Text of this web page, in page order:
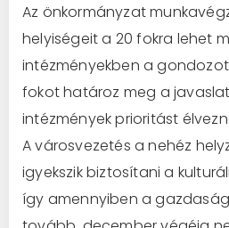
Az önkormányzat
helyiségeit a 20 fokra lehet
intézményekben a
fokot határoz meg a
intézmények prioritást
A városvezetés a nehéz
igyekszik biztosítani a
így amennyiben a